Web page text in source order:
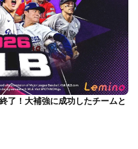
了！大補強に成功したチームと